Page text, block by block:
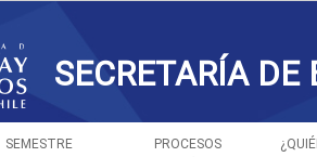
SECRETARÍA DE
SEMESTRE
PROCESOS